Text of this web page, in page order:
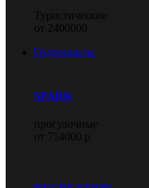
Туристические
от 2400000
Гидроциклы
SPARK
прогулочные
от 754000 р